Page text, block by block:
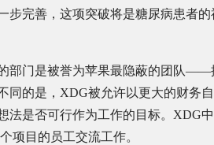
步完善，这项突破将是糖尿病患者
部门是被誉为苹果最隐蔽的团队
同的是，XDG被允许以更大的财务
法是否可行作为工作的目标。XDG
项目的员工交流工作。